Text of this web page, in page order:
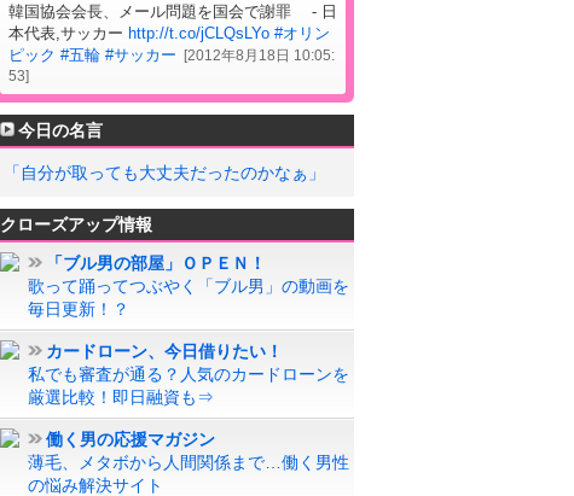
韓国協会会長、メール問題を国会で謝罪 - 日
本代表,サッカー http://t.co/jCLQsLYo #オリン
ピック #五輪 #サッカー [2012年8月18日 10:05:
53]
今日の名言
「自分が取っても大丈夫だったのかなぁ」
クローズアップ情報
「ブル男の部屋」ＯＰＥＮ！
歌って踊ってつぶやく「ブル男」の動画を
毎日更新！？
カードローン、今日借りたい！
私でも審査が通る？人気のカードローンを
厳選比較！即日融資も⇒
働く男の応援マガジン
薄毛、メタボから人間関係まで…働く男性
の悩み解決サイト